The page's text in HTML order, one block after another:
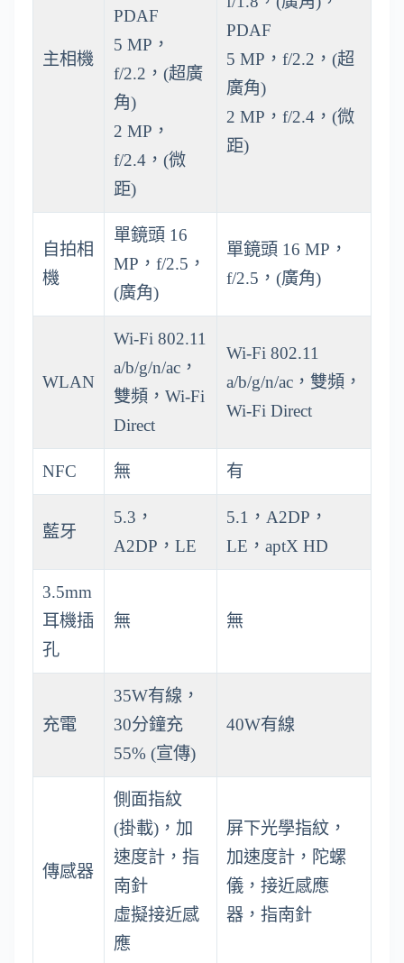
主相機
PDAF
5 MP，
f/2.2，(超廣
角)
2 MP，
f/2.4，(微
距)
PDAF
5 MP，f/2.2，(超
廣角)
2 MP，f/2.4，(微
距)
自拍相
機
單鏡頭 16
MP，f/2.5，
(廣角)
單鏡頭 16 MP，
f/2.5，(廣角)
WLAN
Wi-Fi 802.11
a/b/g/n/ac，
雙頻，Wi-Fi
Direct
Wi-Fi 802.11
a/b/g/n/ac，雙頻，
Wi-Fi Direct
NFC 無 有
藍牙
5.3，
A2DP，LE
5.1，A2DP，
LE，aptX HD
3.5mm
耳機插
孔
無 無
充電
35W有線，
30分鐘充
55% (宣傳)
40W有線
傳感器
側面指紋
(掛載)，加
速度計，指
南針
虛擬接近感
應
屏下光學指紋，
加速度計，陀螺
儀，接近感應
器，指南針